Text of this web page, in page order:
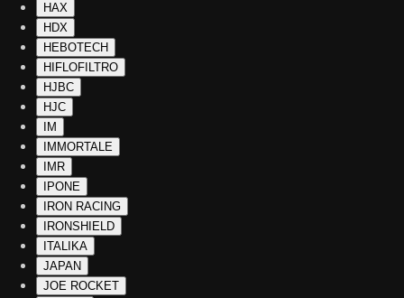
HAX
HDX
HEBOTECH
HIFLOFILTRO
HJBC
HJC
IM
IMMORTALE
IMR
IPONE
IRON RACING
IRONSHIELD
ITALIKA
JAPAN
JOE ROCKET